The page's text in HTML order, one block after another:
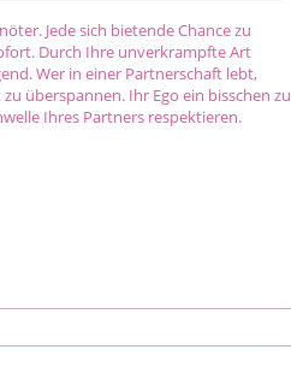
Jede sich bietende Chance zu
Durch Ihre unverkrampfte Art
Wer in einer Partnerschaft lebt,
überspannen. Ihr Ego ein bisschen zu
Ihres Partners respektieren.